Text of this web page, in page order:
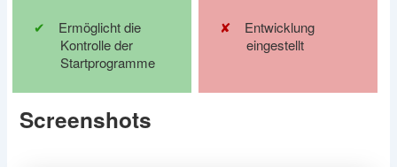
Ermöglicht die
Kontrolle der
Startprogramme
Entwicklung
eingestellt
Screenshots